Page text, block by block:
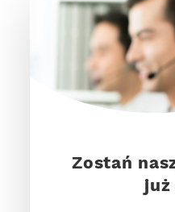
Zostań
już